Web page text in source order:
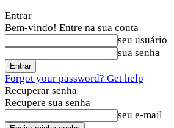
Entrar
Bem-vindo! Entre na sua conta
seu usuário
sua senha
Forgot your password? Get help
Recuperar senha
Recupere sua senha
seu e-mail